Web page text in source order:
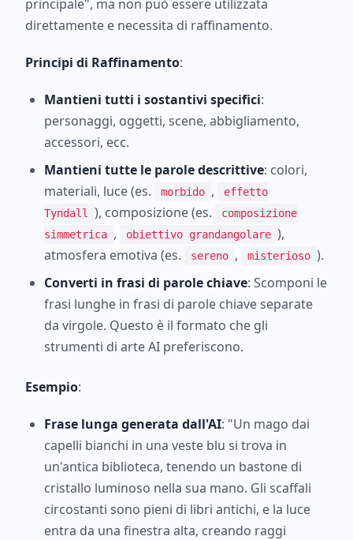
principale", ma non può essere utilizzata
direttamente e necessita di raffinamento.
Principi di Raffinamento:
Mantieni tutti i sostantivi specifici:
personaggi, oggetti, scene, abbigliamento,
accessori, ecc.
Mantieni tutte le parole descrittive: colori,
materiali, luce (es.
morbido ,
effetto
Tyndall
), composizione (es.
composizione
simmetrica , obiettivo grandangolare ),
atmosfera emotiva (es.
sereno , misterioso ).
Converti in frasi di parole chiave: Scomponi le
frasi lunghe in frasi di parole chiave separate
da virgole. Questo è il formato che gli
strumenti di arte AI preferiscono.
Esempio:
Frase lunga generata dall'AI: "Un mago dai
capelli bianchi in una veste blu si trova in
un'antica biblioteca, tenendo un bastone di
cristallo luminoso nella sua mano. Gli scaffali
circostanti sono pieni di libri antichi, e la luce
entra da una finestra alta, creando raggi